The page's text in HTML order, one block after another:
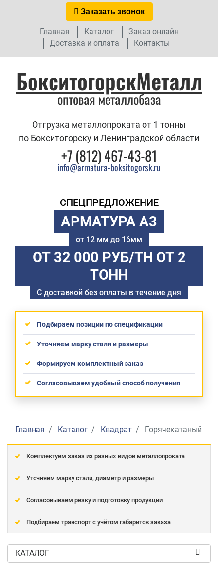
Заказать звонок
Главная Каталог
Заказ онлайн
Доставка и оплата
Контакты
БокситогорскМеталл
оптовая металлобаза
Отгрузка металлопроката от 1 тонны
по Бокситогорску и Ленинградской области
+7 (812) 467-43-81
info@armatura-boksitogorsk.ru
СПЕЦПРЕДЛОЖЕНИЕ
АРМАТУРА А3
от 12 мм до 16мм
ОТ 32 000 РУБ/ТН ОТ 2
ТОНН
С доставкой без оплаты в течение дня
Подбираем позиции по спецификации
Уточняем марку стали и размеры
Формируем комплектный заказ
Согласовываем удобный способ получения
Главная Каталог Квадрат Горячекатаный
Комплектуем заказ из разных видов металлопроката
Уточняем марку стали, диаметр и размеры
Согласовываем резку и подготовку продукции
Подбираем транспорт с учётом габаритов заказа
КАТАЛОГ